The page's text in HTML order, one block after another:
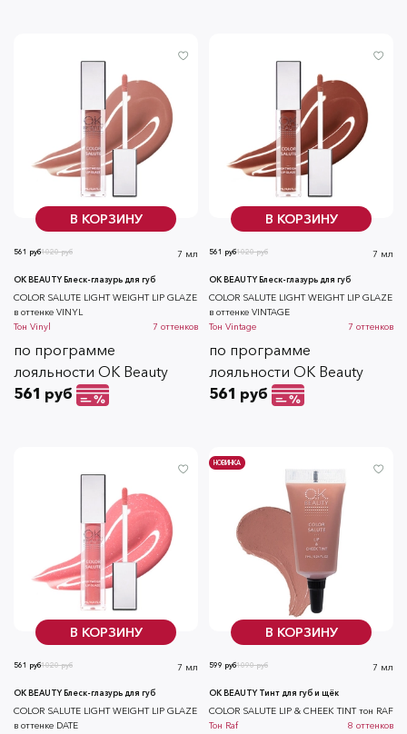
В КОРЗИНУ
1020 руб
561 руб 7 мл
OK BEAUTY Блеск-глазурь для губ
COLOR SALUTE LIGHT WEIGHT LIP GLAZE
в оттенке VINYL
Тон Vinyl 7 оттенков
по программе
лояльности OK Beauty
561 руб
В КОРЗИНУ
1020 руб
561 руб 7 мл
OK BEAUTY Блеск-глазурь для губ
COLOR SALUTE LIGHT WEIGHT LIP GLAZE
в оттенке VINTAGE
Тон Vintage 7 оттенков
по программе
лояльности OK Beauty
561 руб
В КОРЗИНУ
1020 руб
561 руб 7 мл
OK BEAUTY Блеск-глазурь для губ
COLOR SALUTE LIGHT WEIGHT LIP GLAZE
в оттенке DATE
В КОРЗИНУ
НОВИНКА
1090 руб
599 руб 7 мл
OK BEAUTY Тинт для губ и щёк
СOLOR SALUTE LIP & CHEEK TINT тон RAF
Тон Raf 8 оттенков